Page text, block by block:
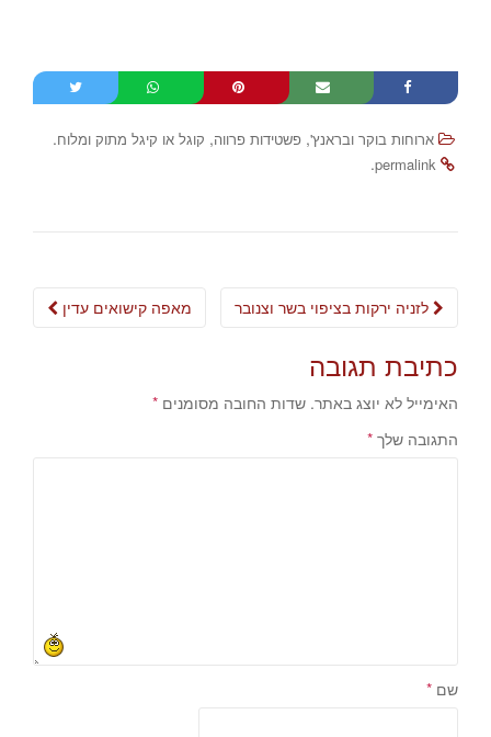
ארוחות בוקר ובראנץ', פשטידות פרווה, קוגל או קיגל מתוק ומלוח.
permalink
.
Post
מאפה קישואים עדין
כתיבת תגובה
האימייל לא יוצג באתר. שדות החובה מסומנים *
התגובה שלך *
שם *